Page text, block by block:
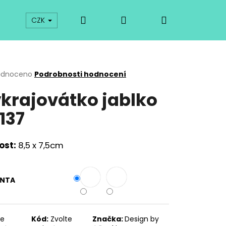
Kurzy Odkazy O vykrajovátkách
CZK Přihlášení
Podrobnosti hodnocení
jablko
8,5 x 7,5cm
Kód: Zvolte
Značka:Design by